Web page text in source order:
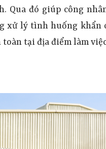
Qua đó giúp công
xử lýtình huống khẩn
toàn tại địa điểm làm